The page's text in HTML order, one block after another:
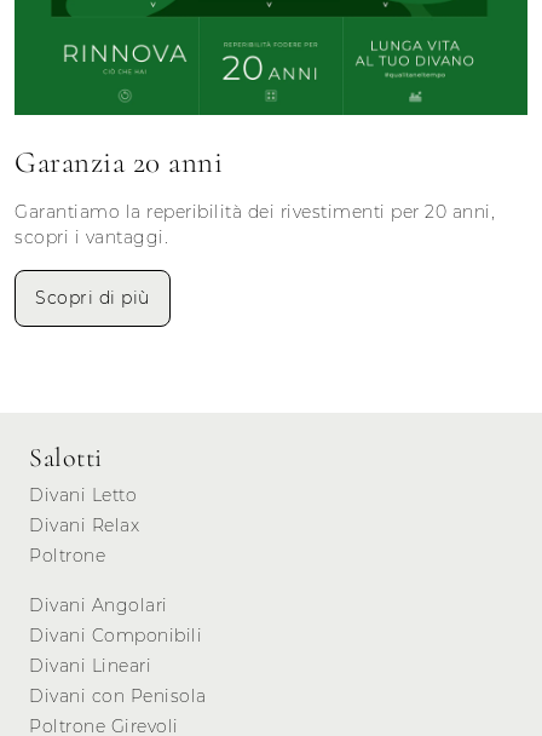
Garanzia 20 anni
Garantiamo la reperibilità dei rivestimenti per 20 anni,
scopri i vantaggi.
Scopri di più
Salotti
Divani Letto
Divani Relax
Poltrone
Divani Angolari
Divani Componibili
Divani Lineari
Divani con Penisola
Poltrone Girevoli